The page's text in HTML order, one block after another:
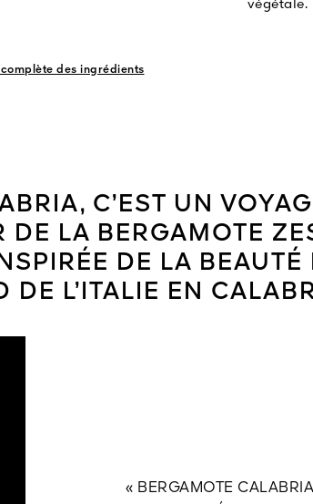
végétale.
des ingrédients
C’EST UN
LA BERGAMOTE
DE LA BEAUTÉ
DE L’ITALIE EN
« BERGAMOTE